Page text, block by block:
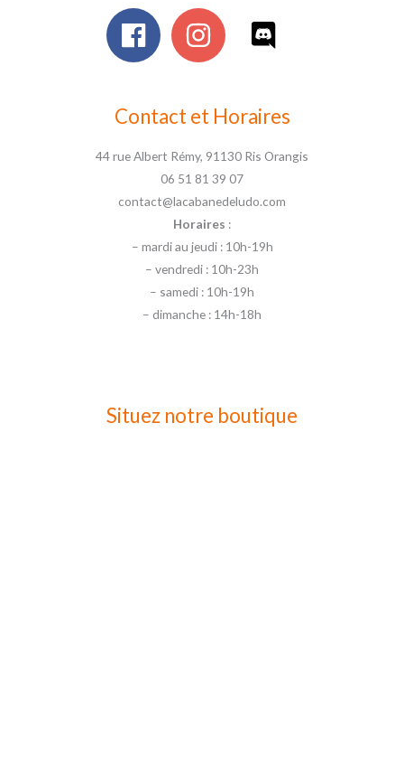
Contact et Horaires
44 rue Albert Rémy, 91130 Ris Orangis
06 51 81 39 07
contact@lacabanedeludo.com
Horaires :
– mardi au jeudi : 10h-19h
– vendredi : 10h-23h
– samedi : 10h-19h
– dimanche : 14h-18h
Situez notre boutique